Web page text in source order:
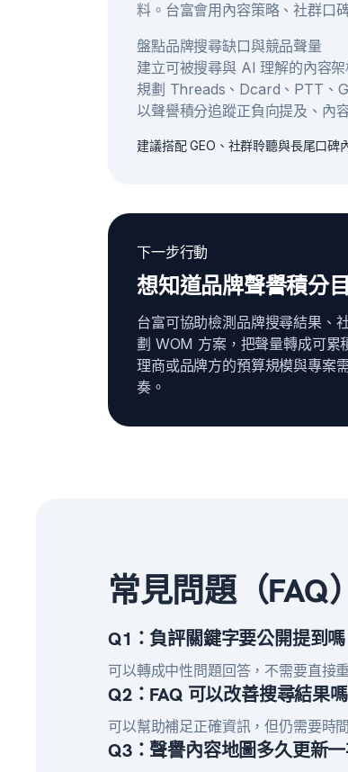
料。台富會用內容策略、社群口
盤點品牌搜尋缺口與競品聲量
建立可被搜尋與 AI 理解的內容
規劃 Threads、Dcard、PTT、
以聲譽積分追蹤正負向提及、內
建議搭配 GEO、社群聆聽與長尾口碑
下一步行動
想知道品牌聲譽積分
台富可協助檢測品牌搜尋結果、
劃 WOM 方案，把聲量轉成可累
理商或品牌方的預算規模與專案
奏。
常見問題（FAQ）
Q1：負評關鍵字要公開提到嗎
可以轉成中性問題回答，不需要直接
Q2：FAQ 可以改善搜尋結果
可以幫助補足正確資訊，但仍需要時
Q3：聲譽內容地圖多久更新一